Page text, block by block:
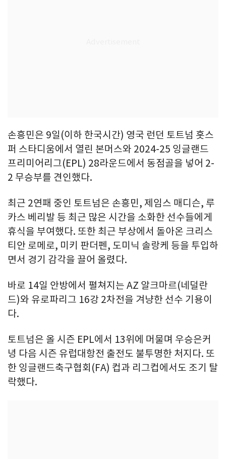
손흥민은 9일(이하 한국시간) 영국 런던 토트넘 홋스
퍼 스타디움에서 열린 본머스와 2024-25 잉글랜드
프리미어리그(EPL) 28라운드에서 동점골을 넣어 2-
2 무승부를 견인했다.
최근 2연패 중인 토트넘은 손흥민, 제임스 매디슨, 루
카스 베리발 등 최근 많은 시간을 소화한 선수들에게
휴식을 부여했다. 또한 최근 부상에서 돌아온 크리스
티안 로메로, 미키 판더펜, 도미닉 솔랑케 등을 투입하
면서 경기 감각을 끌어 올렸다.
바로 14일 안방에서 펼쳐지는 AZ 알크마르(네덜란
드)와 유로파리그 16강 2차전을 겨냥한 선수 기용이
다.
토트넘은 올 시즌 EPL에서 13위에 머물며 우승은커
녕 다음 시즌 유럽대항전 출전도 불투명한 처지다. 또
한 잉글랜드축구협회(FA) 컵과 리그컵에서도 조기 탈
락했다.